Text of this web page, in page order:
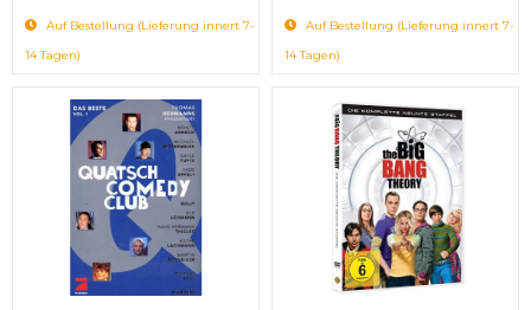
Auf Bestellung (Lieferung innert 7-
14 Tagen)
Auf Bestellung (Lieferung innert 7-
14 Tagen)